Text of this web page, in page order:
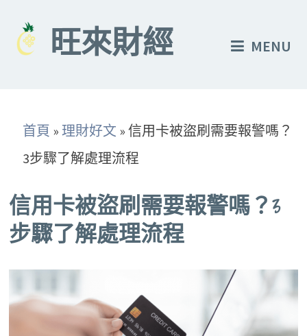
content
旺來財經 MENU
首頁 »理財好文 »信用卡被盜刷需要報警嗎？
3步驟了解處理流程
信用卡被盜刷需要報警嗎？3
步驟了解處理流程